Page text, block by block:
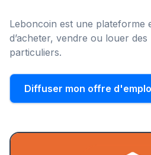
Leboncoin est une plateforme
d’acheter, vendre ou louer
particuliers.
Diffuser mon offre